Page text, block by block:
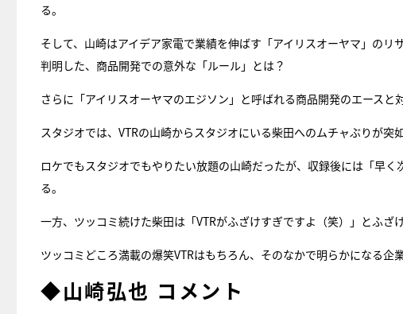
る。
そして、山崎はアイデア家電で業績を伸ばす「アイリスオーヤマ」の
判明した、商品開発での意外な「ルール」とは？
さらに「アイリスオーヤマのエジソン」と呼ばれる商品開発のエースと
スタジオでは、VTRの山崎からスタジオにいる柴田へのムチャぶりが突
ロケでもスタジオでもやりたい放題の山崎だったが、収録後には「早
る。
一方、ツッコミ続けた柴田は「VTRがふざけすぎですよ（笑）」とふざ
ツッコミどころ満載の爆笑VTRはもちろん、そのなかで明らかになる企
◆山崎弘也 コメント